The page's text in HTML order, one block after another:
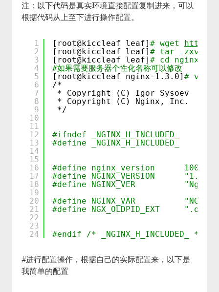
注：以下代码是真实环境直接配置复制进来，可以
根据代码从上至下进行操作配置。
1
2
3
4
5
6
7
8
9
10
11
12
13
14
15
16
17
18
19
20
21
22
23
24
[root@kiccleaf leaf] # wget http://
[root@kiccleaf leaf] # tar -zxvf
[root@kiccleaf leaf] # cd nginx-
#如果需要服务器个性化名称可以修改
[root@kiccleaf nginx-1.3.0] # vi
/*
* Copyright (C) Igor Sysoev
* Copyright (C) Nginx, Inc.
*/
#ifndef _NGINX_H_INCLUDED_
#define _NGINX_H_INCLUDED_
#define nginx_version      1003000
#define NGINX_VERSION      "1.3.0"
#define NGINX_VER          "Nginx/"
#define NGINX_VAR          "NGINX"
#define NGX_OLDPID_EXT
#endif /* _NGINX_H_INCLUDED_ */
#进行配置操作，根据自己的实际配置来，以下是
我简单的配置